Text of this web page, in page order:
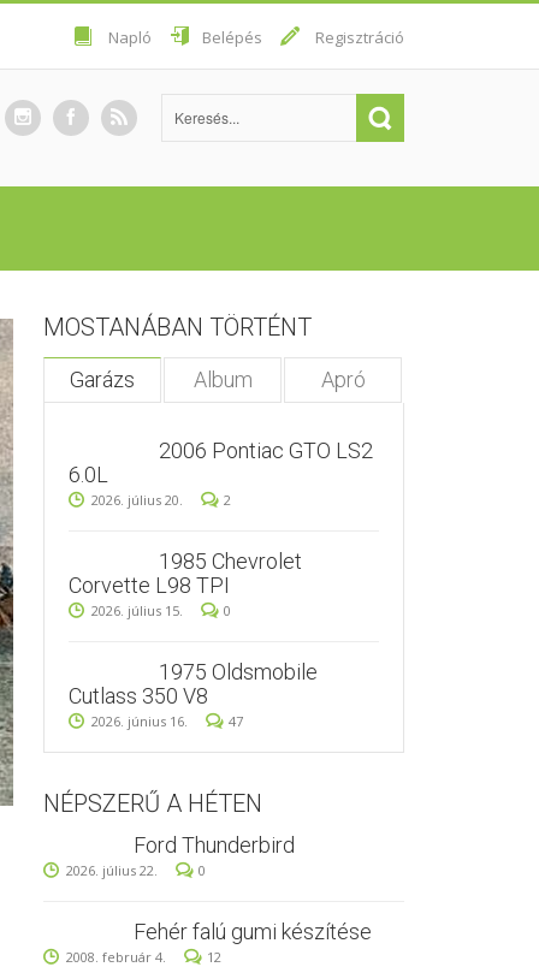
Napló Belépés Regisztráció
MOSTANÁBAN TÖRTÉNT
Garázs Album Apró
2006 Pontiac GTO LS2
6.0L
2026. július 20. 2
1985 Chevrolet
Corvette L98 TPI
2026. július 15. 0
1975 Oldsmobile
Cutlass 350 V8
2026. június 16. 47
NÉPSZERŰ A HÉTEN
Ford Thunderbird
2026. július 22. 0
Fehér falú gumi készítése
2008. február 4. 12